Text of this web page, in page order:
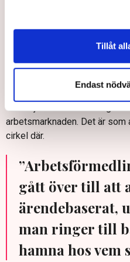
Tillåt
Endast
Arbetsförmedlingens uppgift
Ju mer man är tvungen att
arbetsmarknaden, desto
mindre tid och resurser till att
personer att anställa och då
arbetsmarknaden. Det är som
cirkel där.
gått över till att
ärendebaserat,
man ringer till
hamna hos vem